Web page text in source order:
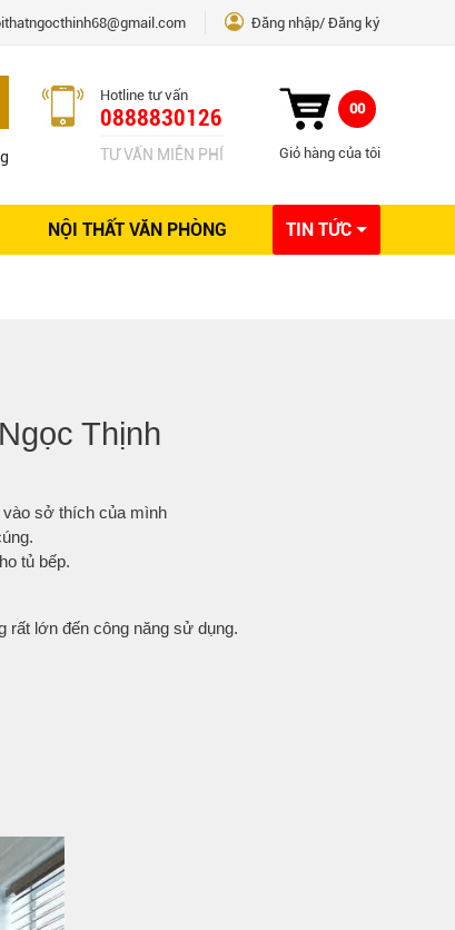
Đăng nhập Đăng ký
Hotline tư vấn
0888830126
TƯ VẤN MIỄN PHÍ
00
Giỏ hàng của tôi
NỘI THẤT VĂN PHÒNG TIN TỨC
Thịnh
vào sở thích của mình
tủ bếp.
rất lớn đến công năng sử dụng.